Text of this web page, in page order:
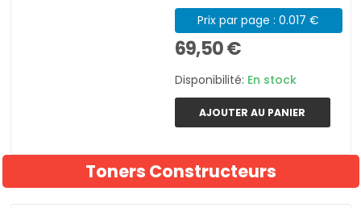
Prix par page : 0.017 €
69,50 €
Disponibilité: En stock
AJOUTER AU PANIER
Toners Constructeurs